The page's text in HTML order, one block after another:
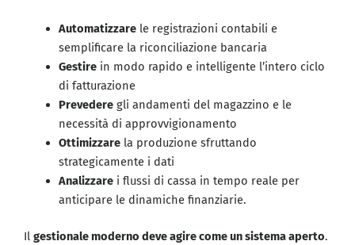
Automatizzarele registrazioni contabili e
semplificare la riconciliazione bancaria
Gestirein modo rapido e intelligente l’intero ciclo
di fatturazione
Prevederegli andamenti del magazzino e le
necessità di approvvigionamento
Ottimizzarela produzione sfruttando
strategicamente i dati
Analizzarei flussi di cassa in tempo reale per
anticipare le dinamiche finanziarie.
Il gestionale moderno deve agire come un sistema aperto.